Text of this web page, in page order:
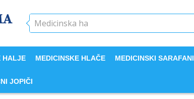
HALJE MEDICINSKE HLAČE MEDICINSKI SARAFANI
JOPIČI